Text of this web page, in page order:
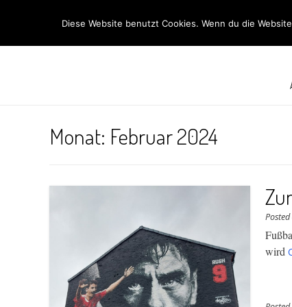
Monat: Februar 2024
wird
Diese Website benutzt Cookies. Wenn du die